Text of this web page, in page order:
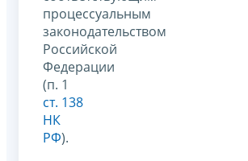
процессуальным
законодательством
Российской
Федерации
(п. 1
ст. 138
НК
РФ).